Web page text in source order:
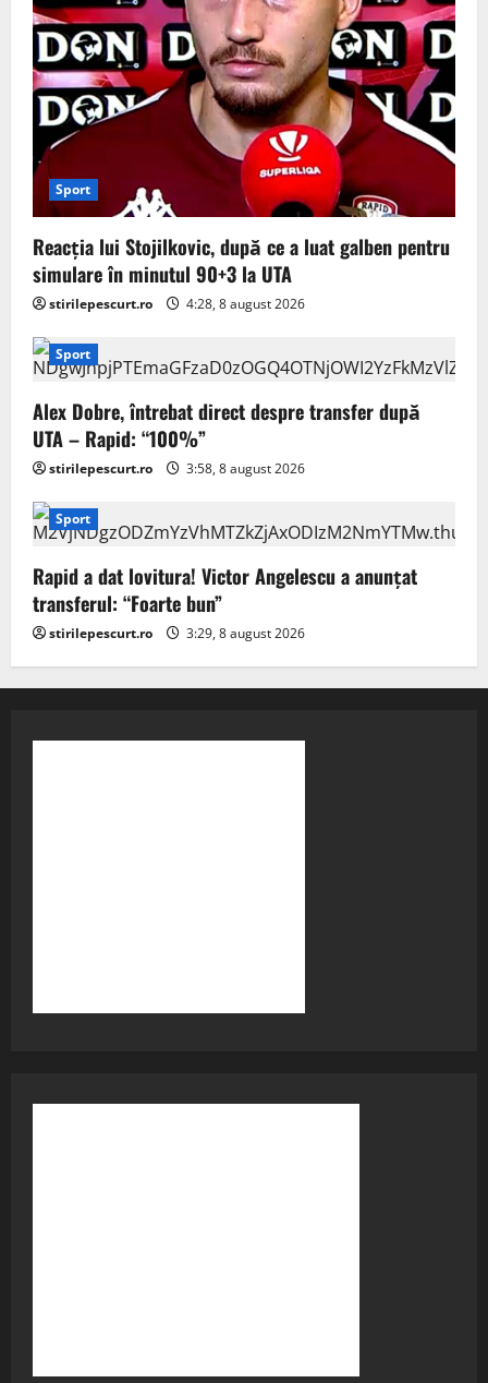
Sport
Reacția lui Stojilkovic, după ce a luat galben pentru
simulare în minutul 90+3 la UTA
stirilepescurt.ro 4:28, 8 august 2026
Sport
Alex Dobre, întrebat direct despre transfer după
UTA – Rapid: “100%”
stirilepescurt.ro 3:58, 8 august 2026
Sport
Rapid a dat lovitura! Victor Angelescu a anunțat
transferul: “Foarte bun”
stirilepescurt.ro 3:29, 8 august 2026